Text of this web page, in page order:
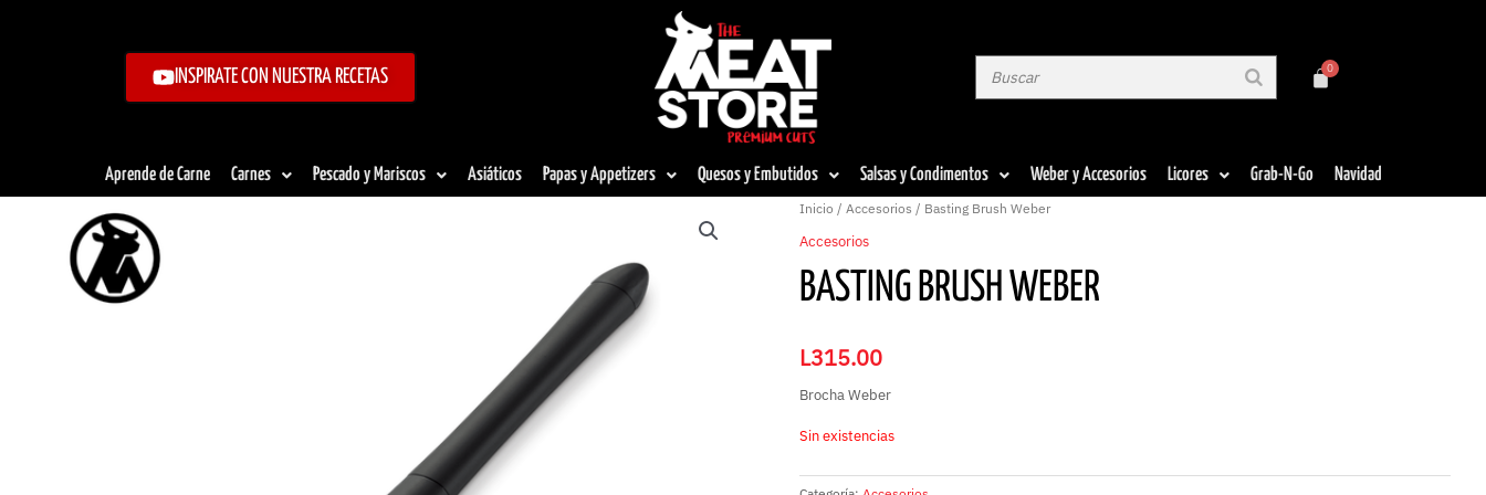
INSPIRATE CON NUESTRA RECETAS
Aprende de Carne Carnes Pescado y Mariscos Asiáticos Papas y Appetizers Quesos y Embutidos Salsas y Condimentos Weber y Accesorios Licores Grab-N-Go Navidad
Inicio /Accesorios / Basting Brush Weber
Accesorios
BASTING BRUSH WEBER
L315.00
Brocha Weber
Sin existencias